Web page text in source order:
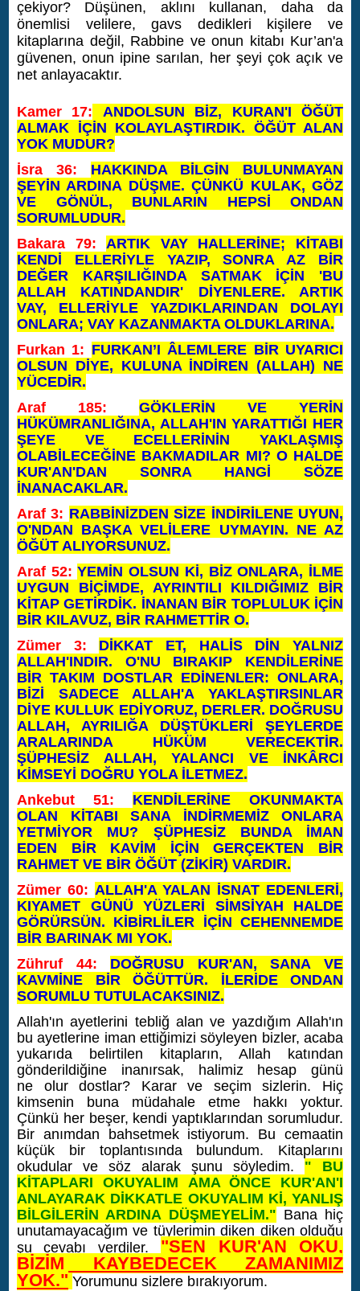
çekiyor? Düşünen, aklını kullanan, daha da
önemlisi velilere, gavs dedikleri kişilere ve
kitaplarına değil, Rabbine ve onun kitabı Kur’an'a
güvenen, onun ipine sarılan, her şeyi çok açık ve
net anlayacaktır.
Kamer 17: ANDOLSUN BİZ, KURAN'I ÖĞÜT
ALMAK İÇİN KOLAYLAŞTIRDIK. ÖĞÜT ALAN
YOK MUDUR?
İsra 36:
HAKKINDA BİLGİN BULUNMAYAN
ŞEYİN ARDINA DÜŞME. ÇÜNKÜ KULAK, GÖZ
VE GÖNÜL, BUNLARIN HEPSİ ONDAN
SORUMLUDUR.
Bakara 79:
ARTIK VAY HALLERİNE; KİTABI
KENDİ ELLERİYLE YAZIP, SONRA AZ BİR
DEĞER KARŞILIĞINDA SATMAK İÇİN 'BU
ALLAH KATINDANDIR' DİYENLERE. ARTIK
VAY, ELLERİYLE YAZDIKLARINDAN DOLAYI
ONLARA; VAY KAZANMAKTA OLDUKLARINA.
Furkan 1: FURKAN’I ÂLEMLERE BİR UYARICI
OLSUN DİYE, KULUNA İNDİREN (ALLAH) NE
YÜCEDİR.
Araf 185:
GÖKLERİN VE YERİN
HÜKÜMRANLIĞINA, ALLAH'IN YARATTIĞI HER
ŞEYE VE ECELLERİNİN YAKLAŞMIŞ
OLABİLECEĞİNE BAKMADILAR MI? O HALDE
KUR'AN'DAN SONRA HANGİ SÖZE
İNANACAKLAR.
Araf 3: RABBİNİZDEN SİZE İNDİRİLENE UYUN,
O'NDAN BAŞKA VELİLERE UYMAYIN. NE AZ
ÖĞÜT ALIYORSUNUZ.
Araf 52:YEMİN OLSUN Kİ, BİZ ONLARA, İLME
UYGUN BİÇİMDE, AYRINTILI KILDIĞIMIZ BİR
KİTAP GETİRDİK. İNANAN BİR TOPLULUK İÇİN
BİR KILAVUZ, BİR RAHMETTİR O.
Zümer 3:
DİKKAT ET, HALİS DİN YALNIZ
ALLAH'INDIR. O'NU BIRAKIP KENDİLERİNE
BİR TAKIM DOSTLAR EDİNENLER: ONLARA,
BİZİ SADECE ALLAH'A YAKLAŞTIRSINLAR
DİYE KULLUK EDİYORUZ, DERLER. DOĞRUSU
ALLAH, AYRILIĞA DÜŞTÜKLERİ ŞEYLERDE
ARALARINDA HÜKÜM VERECEKTİR.
ŞÜPHESİZ ALLAH, YALANCI VE İNKÂRCI
KİMSEYİ DOĞRU YOLA İLETMEZ.
Ankebut 51:
KENDİLERİNE OKUNMAKTA
OLAN KİTABI SANA İNDİRMEMİZ ONLARA
YETMİYOR MU? ŞÜPHESİZ BUNDA İMAN
EDEN BİR KAVİM İÇİN GERÇEKTEN BİR
RAHMET VE BİR ÖĞÜT (ZİKİR) VARDIR.
Zümer 60: ALLAH'A YALAN İSNAT EDENLERİ,
KIYAMET GÜNÜ YÜZLERİ SİMSİYAH HALDE
GÖRÜRSÜN. KİBİRLİLER İÇİN CEHENNEMDE
BİR BARINAK MI YOK.
Zühruf 44:
DOĞRUSU KUR'AN, SANA VE
KAVMİNE BİR ÖĞÜTTÜR. İLERİDE ONDAN
SORUMLU TUTULACAKSINIZ.
Allah'ın ayetlerini tebliğ alan ve yazdığım Allah'ın
bu ayetlerine iman ettiğimizi söyleyen bizler, acaba
yukarıda belirtilen kitapların, Allah katından
gönderildiğine inanırsak, halimiz hesap günü
ne olur dostlar? Karar ve seçim sizlerin. Hiç
kimsenin buna müdahale etme hakkı yoktur.
Çünkü her beşer, kendi yaptıklarından sorumludur.
Bir anımdan bahsetmek istiyorum. Bu cemaatin
küçük bir toplantısında bulundum. Kitaplarını
okudular ve söz alarak şunu söyledim. " BU
KİTAPLARI OKUYALIM AMA ÖNCE KUR'AN'I
ANLAYARAK DİKKATLE OKUYALIM Kİ, YANLIŞ
BİLGİLERİN ARDINA DÜŞMEYELİM." Bana hiç
unutamayacağım ve tüylerimin diken diken olduğu
şu cevabı verdiler.
"SEN KUR'AN OKU,
BİZİM KAYBEDECEK ZAMANIMIZ
YOK." Yorumunu sizlere bırakıyorum.